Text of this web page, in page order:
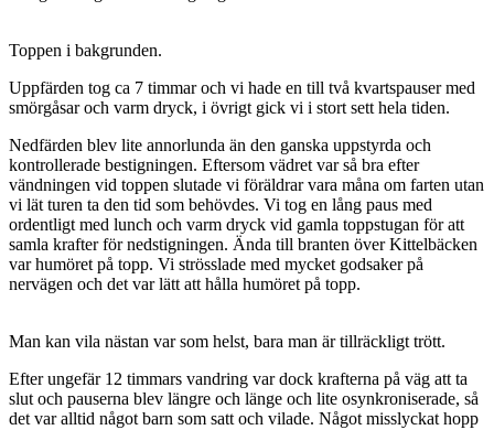
Toppen i bakgrunden.
Uppfärden tog ca 7 timmar och vi hade en till två kvartspauser med
smörgåsar och varm dryck, i övrigt gick vi i stort sett hela tiden.
Nedfärden blev lite annorlunda än den ganska uppstyrda och
kontrollerade bestigningen. Eftersom vädret var så bra efter
vändningen vid toppen slutade vi föräldrar vara måna om farten utan
vi lät turen ta den tid som behövdes. Vi tog en lång paus med
ordentligt med lunch och varm dryck vid gamla toppstugan för att
samla krafter för nedstigningen. Ända till branten över Kittelbäcken
var humöret på topp. Vi strösslade med mycket godsaker på
nervägen och det var lätt att hålla humöret på topp.
Man kan vila nästan var som helst, bara man är tillräckligt trött.
Efter ungefär 12 timmars vandring var dock krafterna på väg att ta
slut och pauserna blev längre och länge och lite osynkroniserade, så
det var alltid något barn som satt och vilade. Något misslyckat hopp